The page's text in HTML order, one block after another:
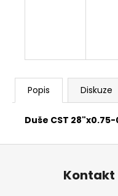
Popis Diskuze
Duše CST
Z
Kontakt